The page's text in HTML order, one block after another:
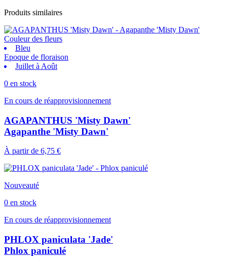
Produits similaires
Couleur des fleurs
Bleu
Epoque de floraison
Juillet à Août
0 en stock
En cours de réapprovisionnement
AGAPANTHUS 'Misty Dawn'
Agapanthe 'Misty Dawn'
À partir de 6,75 €
Nouveauté
0 en stock
En cours de réapprovisionnement
PHLOX paniculata 'Jade'
Phlox paniculé